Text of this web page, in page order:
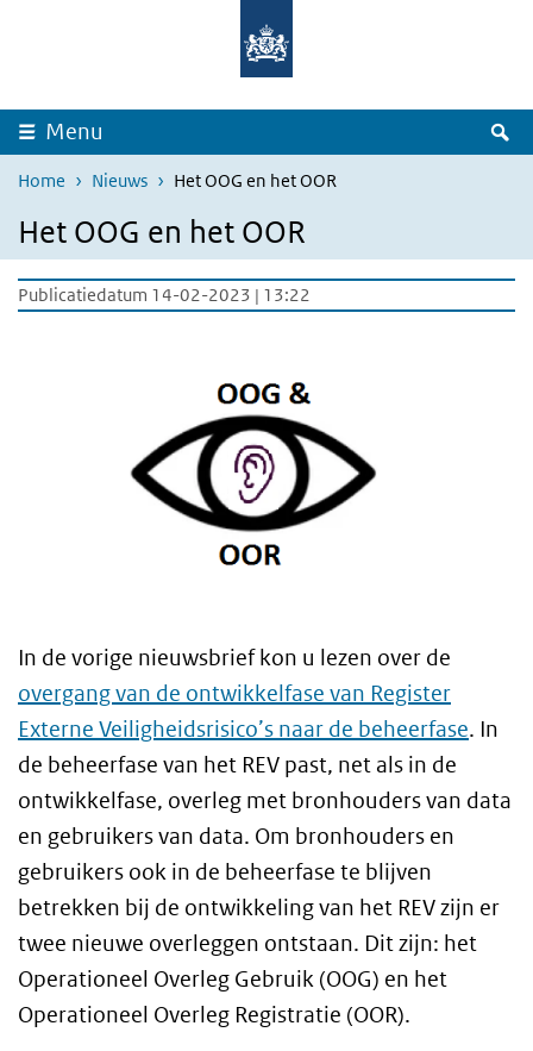
Overslaan en naar de inhoud gaan
Menu
Home Nieuws Het OOG en het OOR
Het OOG en het OOR
Publicatiedatum 14-02-2023 | 13:22
In de vorige nieuwsbrief kon u lezen over de
overgang van de ontwikkelfase van Register
Externe Veiligheidsrisico’s naar de beheerfase. In
de beheerfase van het REV past, net als in de
ontwikkelfase, overleg met bronhouders van data
en gebruikers van data. Om bronhouders en
gebruikers ook in de beheerfase te blijven
betrekken bij de ontwikkeling van het REV zijn er
twee nieuwe overleggen ontstaan. Dit zijn: het
Operationeel Overleg Gebruik (OOG) en het
Operationeel Overleg Registratie (OOR).